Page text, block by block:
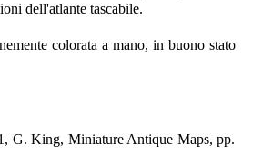
dell'atlante tascabile.
colorata a mano, in buono stato
G. King, Miniature Antique Maps, pp.